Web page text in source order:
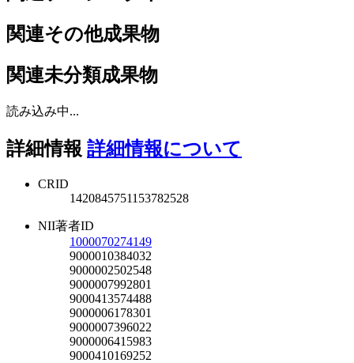
関連その他成果物
関連未分類成果物
読み込み中...
詳細情報 詳細情報について
CRID
1420845751153782528
NII著者ID
1000070274149
9000010384032
9000002502548
9000007992801
9000413574488
9000006178301
9000007396022
9000006415983
9000410169252